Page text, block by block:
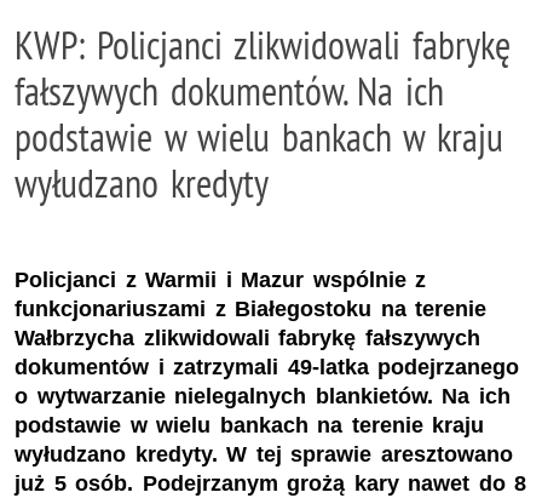
KWP: Policjanci zlikwidowali fabrykę
fałszywych dokumentów. Na ich
podstawie w wielu bankach w kraju
wyłudzano kredyty
Policjanci z Warmii i Mazur wspólnie z
funkcjonariuszami z Białegostoku na terenie
Wałbrzycha zlikwidowali fabrykę fałszywych
dokumentów i zatrzymali 49-latka podejrzanego
o wytwarzanie nielegalnych blankietów. Na ich
podstawie w wielu bankach na terenie kraju
wyłudzano kredyty. W tej sprawie aresztowano
już 5 osób. Podejrzanym grożą kary nawet do 8